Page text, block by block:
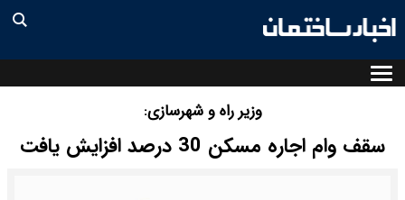
وزیر راه و شهرسازی:
سقف وام اجاره مسکن 30 درصد افزایش یافت